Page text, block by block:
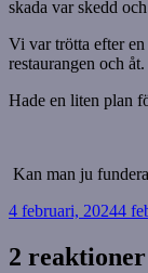
skada var skedd
Vi var trötta efter
restaurangen och åt.
Hade en liten plan
Kan man ju
Postat
4 februari, 20244
2